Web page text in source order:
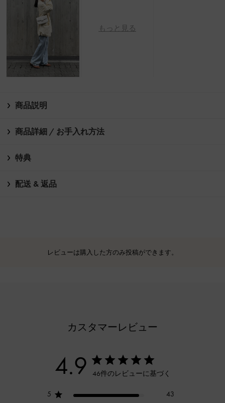
もっと見る
商品説明
商品詳細 / お手入れ方法
特典
配送 & 返品
レビューは購入した方のみ投稿ができます。
カスタマーレビュー
4.9 46件のレビューに基づく
5
43